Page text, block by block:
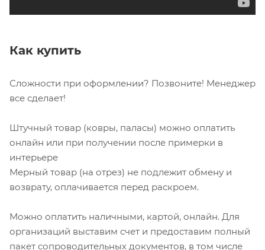
Как купить
Сложности при оформлении? Позвоните! Менеджер
все сделает!
Штучный товар (ковры, паласы) можно оплатить
онлайн или при получении после примерки в
интерьере
Мерный товар (на отрез) не подлежит обмену и
возврату, оплачивается перед раскроем.
Можно оплатить наличными, картой, онлайн. Для
организаций выставим счет и предоставим полный
пакет сопроводительных документов, в том числе